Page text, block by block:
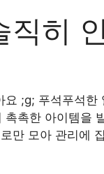
직히
;g; 푸석푸석한
촉한 아이템을
만 모아 관리에